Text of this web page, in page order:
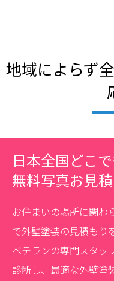
地域によらず
日本全国どこ
無料写真お見積
お住まいの場所に関わ
で外壁塗装の見積もり
ベテランの専門スタッ
診断し、最適な外壁塗